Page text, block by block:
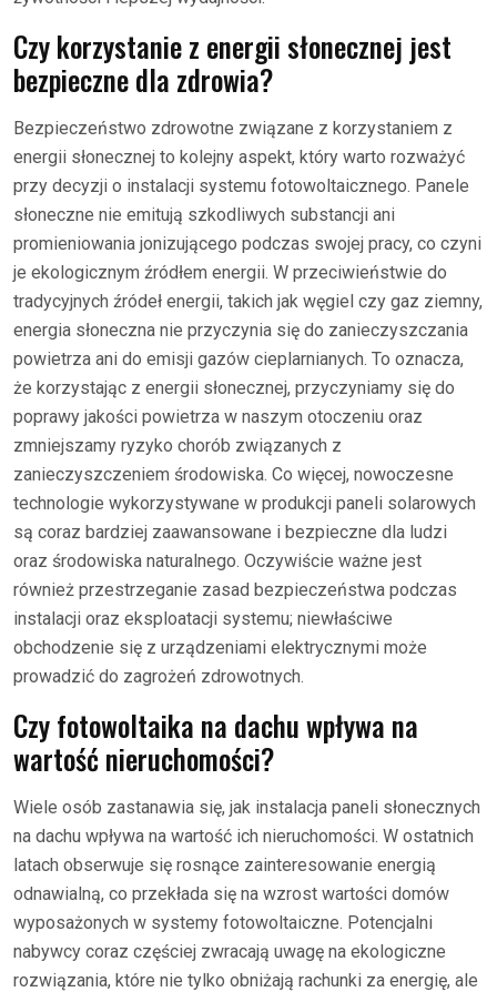
Czy korzystanie z energii słonecznej jest
bezpieczne dla zdrowia?
Bezpieczeństwo zdrowotne związane z korzystaniem z
energii słonecznej to kolejny aspekt, który warto rozważyć
przy decyzji o instalacji systemu fotowoltaicznego. Panele
słoneczne nie emitują szkodliwych substancji ani
promieniowania jonizującego podczas swojej pracy, co czyni
je ekologicznym źródłem energii. W przeciwieństwie do
tradycyjnych źródeł energii, takich jak węgiel czy gaz ziemny,
energia słoneczna nie przyczynia się do zanieczyszczania
powietrza ani do emisji gazów cieplarnianych. To oznacza,
że korzystając z energii słonecznej, przyczyniamy się do
poprawy jakości powietrza w naszym otoczeniu oraz
zmniejszamy ryzyko chorób związanych z
zanieczyszczeniem środowiska. Co więcej, nowoczesne
technologie wykorzystywane w produkcji paneli solarowych
są coraz bardziej zaawansowane i bezpieczne dla ludzi
oraz środowiska naturalnego. Oczywiście ważne jest
również przestrzeganie zasad bezpieczeństwa podczas
instalacji oraz eksploatacji systemu; niewłaściwe
obchodzenie się z urządzeniami elektrycznymi może
prowadzić do zagrożeń zdrowotnych.
Czy fotowoltaika na dachu wpływa na
wartość nieruchomości?
Wiele osób zastanawia się, jak instalacja paneli słonecznych
na dachu wpływa na wartość ich nieruchomości. W ostatnich
latach obserwuje się rosnące zainteresowanie energią
odnawialną, co przekłada się na wzrost wartości domów
wyposażonych w systemy fotowoltaiczne. Potencjalni
nabywcy coraz częściej zwracają uwagę na ekologiczne
rozwiązania, które nie tylko obniżają rachunki za energię, ale